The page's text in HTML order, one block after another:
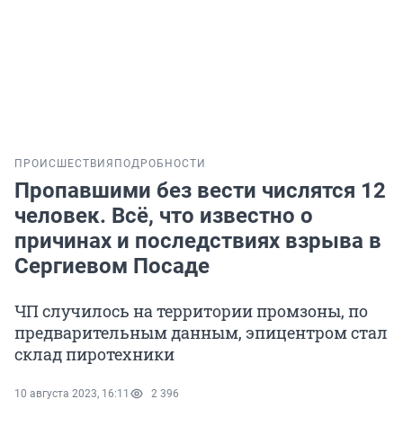
ПРОИСШЕСТВИЯ ПОДРОБНОСТИ
Пропавшими без вести числятся 12
человек. Всё, что известно о
причинах и последствиях взрыва в
Сергиевом Посаде
ЧП случилось на территории промзоны, по
предварительным данным, эпицентром стал
склад пиротехники
10 августа 2023, 16:11 2 396